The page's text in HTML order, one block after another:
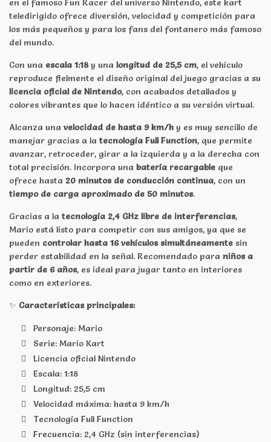
en el famoso Fun Racer del universo Nintendo, este kart
teledirigido ofrece diversión, velocidad y competición para
los más pequeños y para los fans del fontanero más famoso
del mundo.
Con una escala 1:18y una longitud de 25,5 cm, el vehículo
reproduce fielmente el diseño original del juego gracias a su
licencia oficial de Nintendo, con acabados detallados y
colores vibrantes que lo hacen idéntico a su versión virtual.
Alcanza una velocidad de hasta 9 km/h y es muy sencillo de
manejar gracias a la tecnología Full Function, que permite
avanzar, retroceder, girar a la izquierda y a la derecha con
total precisión. Incorpora una batería recargable que
ofrece hasta 20 minutos de conducción continua, con un
tiempo de carga aproximado de 50 minutos.
Gracias a la tecnología 2,4 GHz libre de interferencias,
Mario está listo para competir con sus amigos, ya que se
pueden controlar hasta 16 vehículos simultáneamente sin
perder estabilidad en la señal. Recomendado para niños a
partir de 6 años, es ideal para jugar tanto en interiores
como en exteriores.
✨ Características principales:
Personaje: Mario
Serie: Mario Kart
Licencia oficial Nintendo
Escala: 1:18
Longitud: 25,5 cm
Velocidad máxima: hasta 9 km/h
Tecnología Full Function
Frecuencia: 2,4 GHz (sin interferencias)